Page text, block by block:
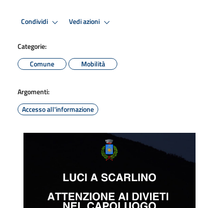
Condividi Vedi azioni
Categorie:
Comune
Mobilità
Argomenti:
Accesso all'informazione